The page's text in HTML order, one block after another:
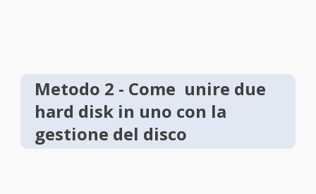
Metodo 2 - Come unire due
hard disk in uno con la
gestione del disco